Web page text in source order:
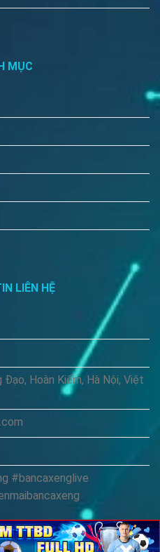
MỤC
LIÊN HỆ
Đạo, Hoàn Kiếm, Hà Nội, Việt
#bancaxenglive